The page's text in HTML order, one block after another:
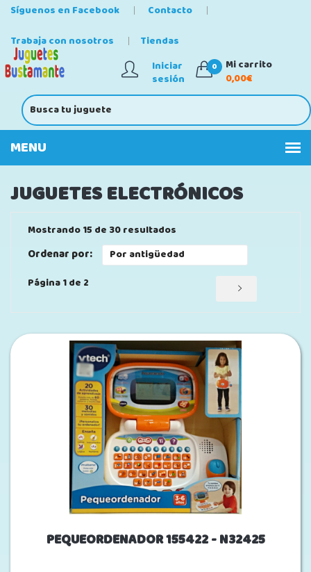
Síguenos en Facebook
Contacto
Trabaja con nosotros
Tiendas
Iniciar
sesión
0
Mi carrito
0,00€
JUGUETES ELECTRÓNICOS
Mostrando 15 de 30 resultados
Ordenar por:
Página 1 de 2
PEQUEORDENADOR 155422 - N32425